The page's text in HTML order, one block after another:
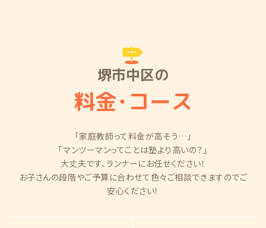
堺市中区の
料金・コース
「家庭教師って料金が高そう…」
「マンツーマンってことは塾より高いの？」
大丈夫です、ランナーにお任せください！
お子さんの段階やご予算に合わせて色々ご相談できますのでご
安心ください！